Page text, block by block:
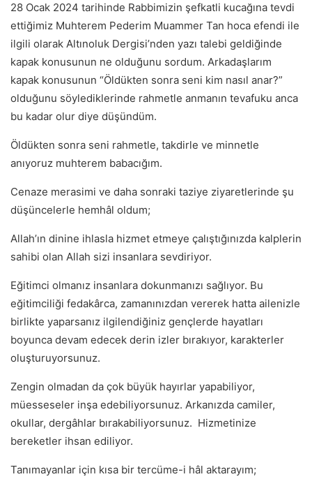
28 Ocak 2024 tarihinde Rabbimizin şefkatli kucağına tevdi
ettiğimiz Muhterem Pederim Muammer Tan hoca efendi ile
ilgili olarak Altınoluk Dergisi’nden yazı talebi geldiğinde
kapak konusunun ne olduğunu sordum. Arkadaşlarım
kapak konusunun “Öldükten sonra seni kim nasıl anar?”
olduğunu söylediklerinde rahmetle anmanın tevafuku anca
bu kadar olur diye düşündüm.
Öldükten sonra seni rahmetle, takdirle ve minnetle
anıyoruz muhterem babacığım.
Cenaze merasimi ve daha sonraki taziye ziyaretlerinde şu
düşüncelerle hemhâl oldum;
Allah’ın dinine ihlasla hizmet etmeye çalıştığınızda kalplerin
sahibi olan Allah sizi insanlara sevdiriyor.
Eğitimci olmanız insanlara dokunmanızı sağlıyor. Bu
eğitimciliği fedakârca, zamanınızdan vererek hatta ailenizle
birlikte yaparsanız ilgilendiğiniz gençlerde hayatları
boyunca devam edecek derin izler bırakıyor, karakterler
oluşturuyorsunuz.
Zengin olmadan da çok büyük hayırlar yapabiliyor,
müesseseler inşa edebiliyorsunuz. Arkanızda camiler,
okullar, dergâhlar bırakabiliyorsunuz. Hizmetinize
bereketler ihsan ediliyor.
Tanımayanlar için kısa bir tercüme-i hâl aktarayım;